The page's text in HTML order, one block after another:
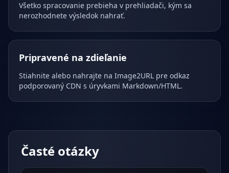
Všetko spracovanie prebieha v prehliadači, kým sa
nerozhodnete výsledok nahrať.
Pripravené na zdieľanie
Stiahnite alebo nahrajte na Image2URL pre odkaz
podporovaný CDN s úryvkami Markdown/HTML.
Časté otázky